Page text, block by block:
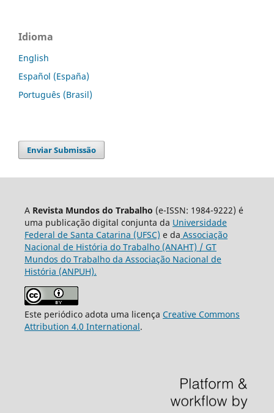
Idioma
English
Español (España)
Português (Brasil)
Enviar Submissão
A Revista Mundos do Trabalho (e-ISSN: 1984-9222) é
uma publicação digital conjunta da Universidade
Federal de Santa Catarina (UFSC) e da Associação
Nacional de História do Trabalho (ANAHT) / GT
Mundos do Trabalho da Associação Nacional de
História (ANPUH).
Este periódico adota uma licença Creative Commons
Attribution 4.0 International.